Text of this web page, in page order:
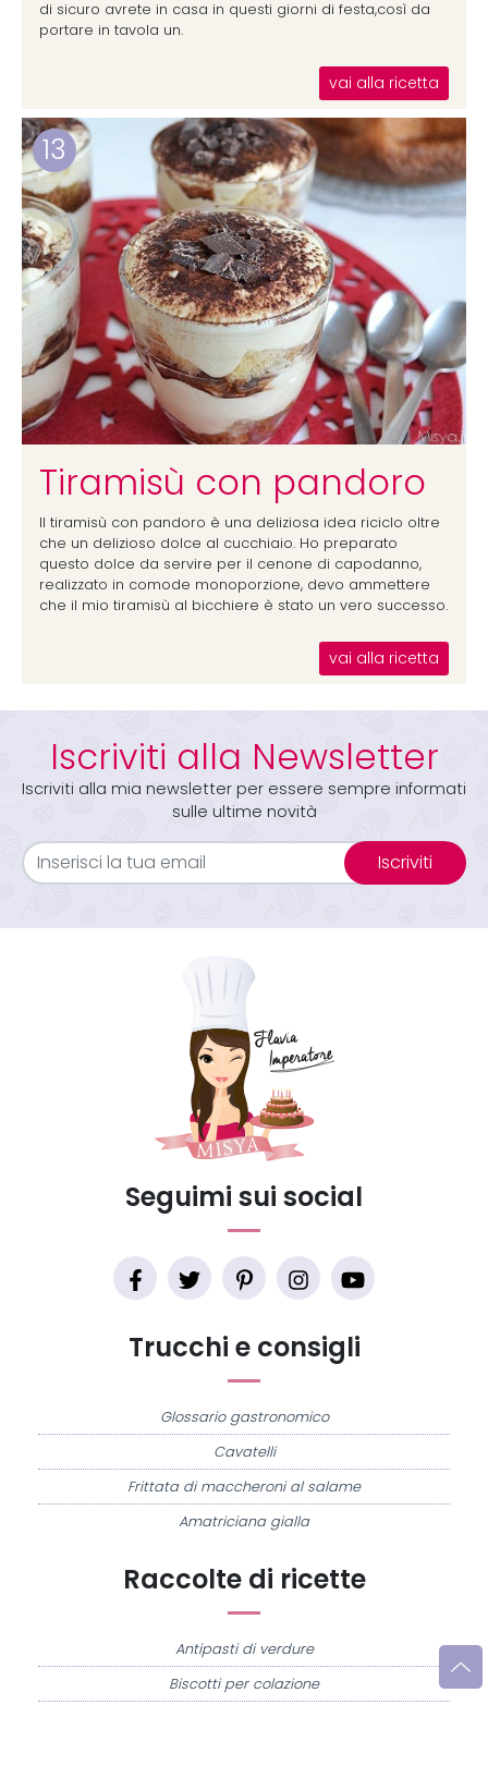
di sicuro avrete in casa in questi giorni di festa,così da
portare in tavola un.
vai alla ricetta
13
Tiramisù con pandoro
Il tiramisù con pandoro è una deliziosa idea riciclo oltre
che un delizioso dolce al cucchiaio. Ho preparato
questo dolce da servire per il cenone di capodanno,
realizzato in comode monoporzione, devo ammettere
che il mio tiramisù al bicchiere è stato un vero successo.
vai alla ricetta
Iscriviti alla Newsletter
Iscriviti alla mia newsletter per essere sempre informati
sulle ultime novità
Iscriviti
Raccolte di ricette
Antipasti di verdure
Biscotti per colazione
Trucchi e consigli
Glossario gastronomico
Cavatelli
Frittata di maccheroni al salame
Amatriciana gialla
Seguimi sui social